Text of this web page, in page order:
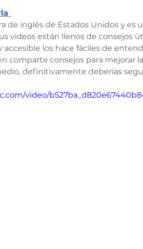
de inglés de Estados Unidos y es
videos están llenos de consejos
accesible los hace fáciles de
comparte consejos para mejorar
definitivamente deberías
video/